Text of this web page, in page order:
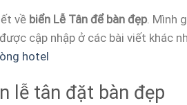
về biển Lễ Tân để bàn đẹp. Mình
cập nhập ở các bài viết khác
hotel
lễ tân đặt bàn đẹp